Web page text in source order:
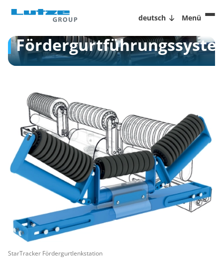
deutsch Menü
StarTracker Fördergurtlenkstation